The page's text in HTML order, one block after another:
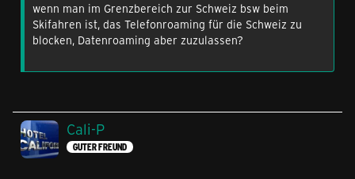
wenn man im Grenzbereich zur Schweiz bsw beim
Skifahren ist, das Telefonroaming für die Schweiz zu
blocken, Datenroaming aber zuzulassen?
Cali-P
GUTER FREUND